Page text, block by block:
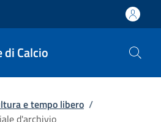
di Calcio
e tempo libero /
d'archivio